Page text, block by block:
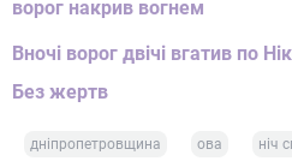
ворог накрив вогнем
Вночі ворог двічі вгатив по
Без жертв
дніпропетровщина ова ніч